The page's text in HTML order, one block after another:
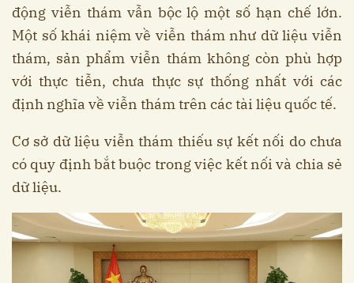
động viễn thám vẫn bộc lộ một số hạn chế lớn.
Một số khái niệm về viễn thám như dữ liệu viễn
thám, sản phẩm viễn thám không còn phù hợp
với thực tiễn, chưa thực sự thống nhất với các
định nghĩa về viễn thám trên các tài liệu quốc tế.
Cơ sở dữ liệu viễn thám thiếu sự kết nối do chưa
có quy định bắt buộc trong việc kết nối và chia sẻ
dữ liệu.